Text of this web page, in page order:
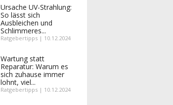
Ursache UV-Strahlung:
So lässt sich
Ausbleichen und
Schlimmeres...
Ratgebertipps | 10.12.2024
Wartung statt
Reparatur: Warum es
sich zuhause immer
lohnt, viel...
Ratgebertipps | 10.12.2024